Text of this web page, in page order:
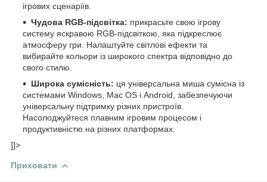
ігрових сценаріїв.
Чудова RGB-підсвітка: прикрасьте свою ігрову
систему яскравою RGB-підсвіткою, яка підкреслює
атмосферу гри. Налаштуйте світлові ефекти та
вибирайте кольори із широкого спектра відповідно до
свого стилю.
Широка сумісність: ця універсальна миша сумісна із
системами Windows, Mac OS і Android, забезпечуючи
універсальну підтримку різних пристроїв.
Насолоджуйтеся плавним ігровим процесом і
продуктивністю на різних платформах.
]]>
Приховати